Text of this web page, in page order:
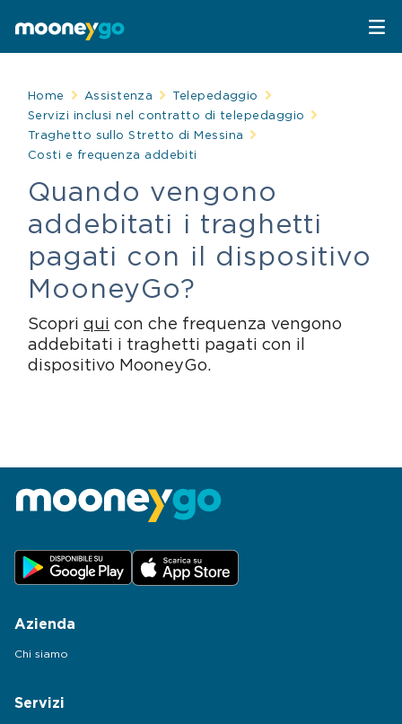
Parcheggi
Parcheggia con MooneyGo
Sosta su strisce blu
Parcheggi in struttura
Mobilità
Spostati con MooneyGo
Trasporto pubblico
Treni e bus
Taxi
Telepedaggio
Telepedaggio
Parcheggi convenzionati
Area C di Milano
Assistenza Stradale
Attrazioni
FAQ
Home Assistenza
Telepedaggio
Servizi inclusi nel contratto di telepedaggio
Traghetto sullo Stretto di Messina
Costi e frequenza addebiti
Quando vengono
addebitati i traghetti
pagati con il dispositivo
MooneyGo?
Scopri qui con che frequenza vengono
addebitati i traghetti pagati con il
dispositivo MooneyGo.
Azienda
Chi siamo
Servizi